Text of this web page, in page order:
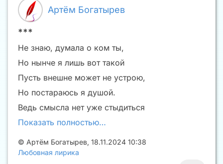
Артём Богатырев
***
Не знаю, думала о ком ты,
Но нынче я лишь вот такой
Пусть внешне может не устрою,
Но постараюсь я душой.
Ведь смысла нет уже стыдиться
Показать полностью…
© Артём Богатырев, 18.11.2024 10:38
Любовная лирика